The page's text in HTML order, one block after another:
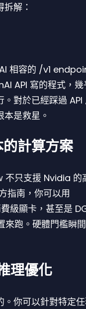
解：
相容的 /v1
API 寫的程式，幾
對於已經踩過 API
是救星。
計算方案
只支援 Nvidia 的
指南，你可以用
級顯卡，甚至是
來跑。硬體門檻瞬
理優化
。你可以針對特定